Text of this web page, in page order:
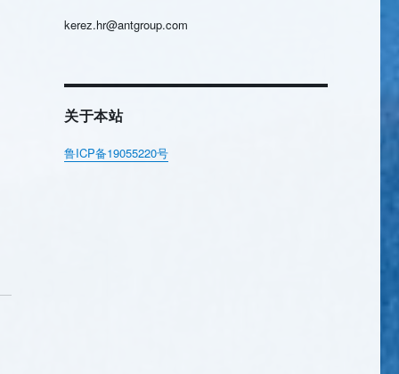
kerez.hr@antgroup.com
关于本站
鲁ICP备19055220号